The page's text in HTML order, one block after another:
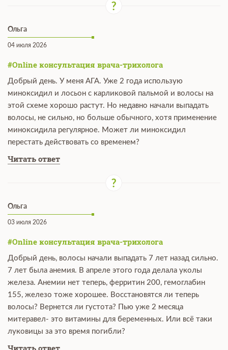
Ольга
04 июля 2026
#Online консультация врача-трихолога
Добрый день. У меня АГА. Уже 2 года использую
миноксидил и лосьон с карликовой пальмой и волосы на
этой схеме хорошо растут. Но недавно начали выпадать
волосы, не сильно, но больше обычного, хотя применение
миноксидила регулярное. Может ли миноксидил
перестать действовать со временем?
Читать ответ
Ольга
03 июля 2026
#Online консультация врача-трихолога
Добрый день, волосы начали выпадать 7 лет назад сильно.
7 лет была анемия. В апреле этого года делала уколы
железа. Анемии нет теперь, ферритин 200, гемоглабин
155, железо тоже хорошее. Восстановятся ли теперь
волосы? Вернется ли густота? Пью уже 2 месяца
митеравел- это витамины для беременных. Или всё таки
луковицы за это время погибли?
Читать ответ